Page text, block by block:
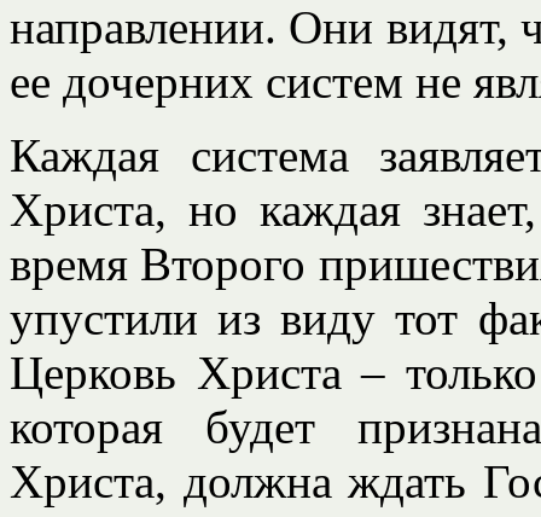
направлении. Они видят,
ее дочерних систем не
Каждая система
Христа, но каждая
время Второго
упустили из виду тот
Церковь Христа –
которая будет
Христа, должна ждать